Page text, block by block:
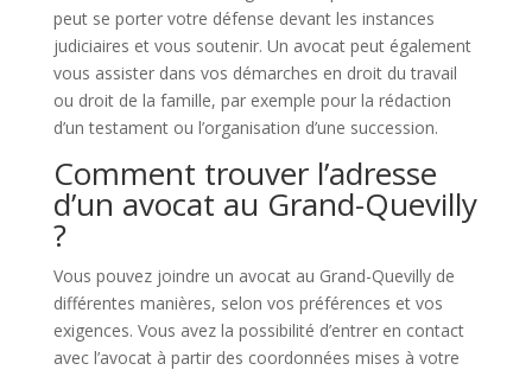
peut se porter votre défense devant les instances
judiciaires et vous soutenir. Un avocat peut également
vous assister dans vos démarches en droit du travail
ou droit de la famille, par exemple pour la rédaction
d’un testament ou l’organisation d’une succession.
Comment trouver l’adresse
d’un avocat au Grand-Quevilly
?
Vous pouvez joindre un avocat au Grand-Quevilly de
différentes manières, selon vos préférences et vos
exigences. Vous avez la possibilité d’entrer en contact
avec l’avocat à partir des coordonnées mises à votre